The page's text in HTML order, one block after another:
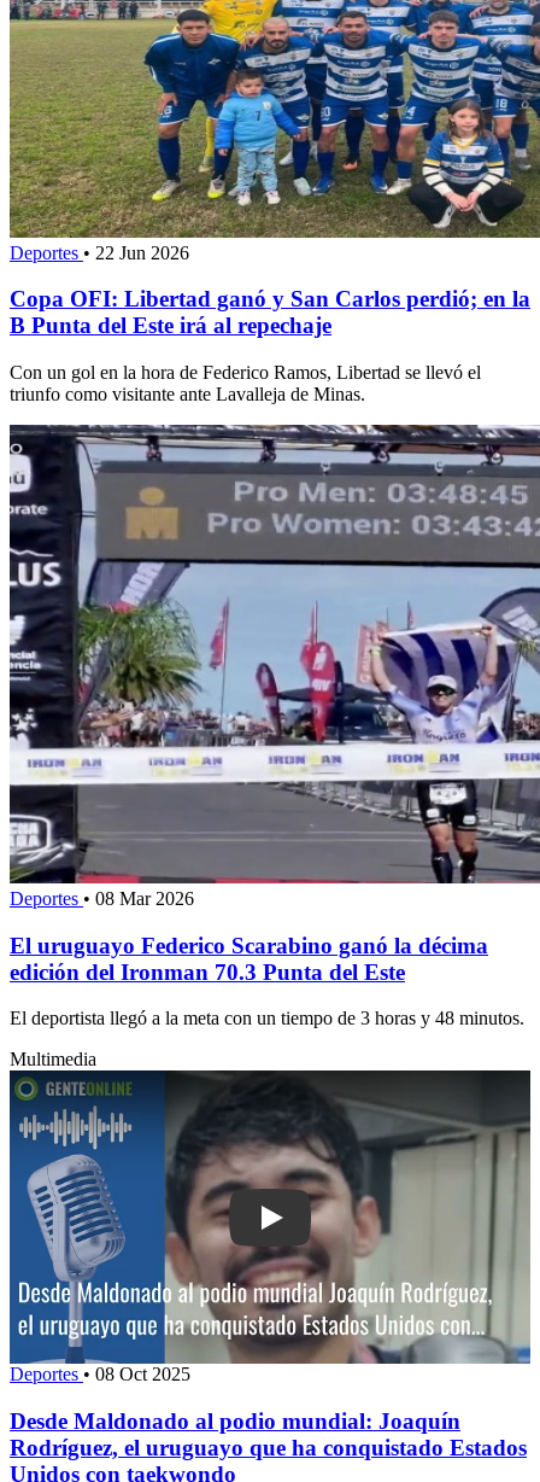
Deportes • 22 Jun 2026
Copa OFI: Libertad ganó y San Carlos perdió; en la
B Punta del Este irá al repechaje
Con un gol en la hora de Federico Ramos, Libertad se llevó el
triunfo como visitante ante Lavalleja de Minas.
Deportes • 08 Mar 2026
El uruguayo Federico Scarabino ganó la décima
edición del Ironman 70.3 Punta del Este
El deportista llegó a la meta con un tiempo de 3 horas y 48 minutos.
Multimedia
Play: Desde Maldonado al podio
Deportes • 08 Oct 2025
Desde Maldonado al podio mundial: Joaquín
Rodríguez, el uruguayo que ha conquistado Estados
Unidos con taekwondo